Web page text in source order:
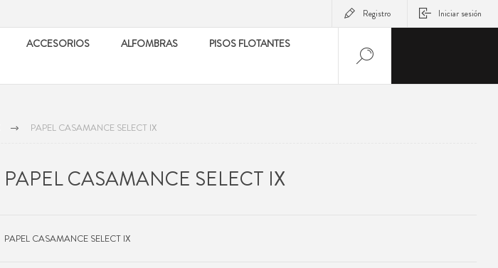
Registro Iniciar sesión
ACCESORIOS ALFOMBRAS
PISOS FLOTANTES
PAPEL CASAMANCE SELECT IX
PAPEL CASAMANCE SELECT IX
PAPEL CASAMANCE SELECT IX